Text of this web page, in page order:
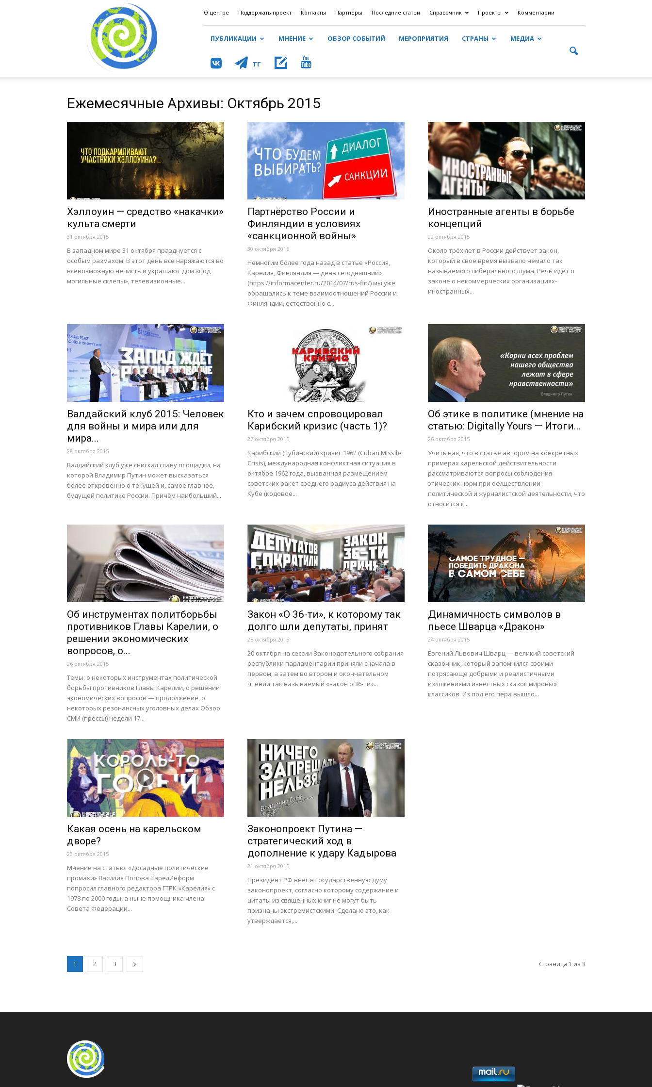
ИнформаЦентр
О центре Поддержать проект Контакты Партнёры Последние статьи Справочник Проекты Комментарии
ПУБЛИКАЦИИ МНЕНИЕ ОБЗОР СОБЫТИЙ МЕРОПРИЯТИЯ СТРАНЫ МЕДИА
ТГ КОНТ
Ежемесячные Архивы: Октябрь 2015
Хэллоуин — средство «накачки»
культа смерти
31 октября 2015
В западном мире 31 октября празднуется с
особым размахом. В этот день все наряжаются во
всевозможную нечисть и украшают дом «под
могильные склепы», телевизионные...
Партнёрство России и
Финляндии в условиях
«санкционной войны»
30 октября 2015
Немногим более года назад в статье «Россия,
Карелия, Финляндия — день сегодняшний»
(https://informacenter.ru/2014/07/rus-fin/) мы уже
обращались к теме взаимоотношений России и
Финляндии, естественно с...
Иностранные агенты в борьбе
концепций
29 октября 2015
Около трёх лет в России действует закон,
который в своё время вызвало немало так
называемого либерального шума. Речь идёт о
законе о некоммерческих организациях-
иностранных...
Валдайский клуб 2015: Человек
для войны и мира или для
мира...
28 октября 2015
Валдайский клуб уже снискал славу площадки, на
которой Владимир Путин может высказаться
более откровенно о текущей и, самое главное,
будущей политике России. Причём наибольший...
Кто и зачем спровоцировал
Карибский кризис (часть 1)?
27 октября 2015
Карибский (Кубинский) кризис 1962 (Cuban Missile
Crisis), международная конфликтная ситуация в
октябре 1962 года, вызванная размещением
советских ракет среднего радиуса действия на
Кубе (кодовое...
Об этике в политике (мнение на
статью: Digitally Yours — Итоги...
26 октября 2015
Учитывая, что в статье автором на конкретных
примерах карельской действительности
рассматриваются вопросы соблюдения
этических норм при осуществлении
политической и журналистской деятельности, что
относится к...
Об инструментах политборьбы
противников Главы Карелии, о
решении экономических
вопросов, о...
26 октября 2015
Темы: о некоторых инструментах политической
борьбы противников Главы Карелии, о решении
экономических вопросов — продолжение, о
некоторых резонансных уголовных делах Обзор
СМИ (прессы) недели 17...
Закон «О 36-ти», к которому так
долго шли депутаты, принят
25 октября 2015
20 октября на сессии Законодательного собрания
республики парламентарии приняли сначала в
первом, а затем во втором и окончательном
чтении так называемый «закон о 36-ти»...
Динамичность символов в
пьесе Шварца «Дракон»
24 октября 2015
Евгений Львович Шварц — великий советский
сказочник, который запомнился своими
потрясающе добрыми и реалистичными
изложениями известных сказок мировых
классиков. Из под его пера вышло...
Какая осень на карельском
дворе?
23 октября 2015
Мнение на статью: «Досадные политические
промахи» Василия Попова КарелИнформ
попросил главного редактора ГТРК «Карелия» с
1978 по 2000 годы, а ныне помощника члена
Совета Федерации...
Законопроект Путина —
стратегический ход в
дополнение к удару Кадырова
21 октября 2015
Президент РФ внёс в Государственную думу
законопроект, согласно которому содержание и
цитаты из священных книг не могут быть
признаны экстремистскими. Сделано это, как
утверждается,...
1 2 3 Страница 1 из 3